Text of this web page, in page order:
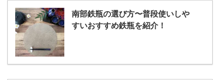
南部鉄瓶の選び方〜普段使いしや
すいおすすめ鉄瓶を紹介！